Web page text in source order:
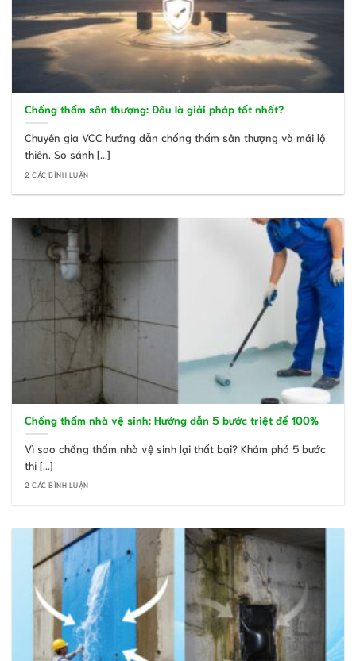
Chống thấm sân thượng: Đâu là giải pháp tốt nhất?
Chuyên gia VCC hướng dẫn chống thấm sân thượng và mái lộ
thiên. So sánh [...]
2 CÁC BÌNH LUẬN
Chống thấm nhà vệ sinh: Hướng dẫn 5 bước triệt để 100%
Vì sao chống thấm nhà vệ sinh lại thất bại? Khám phá 5 bước
thi [...]
2 CÁC BÌNH LUẬN